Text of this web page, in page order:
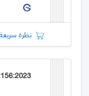
نظرة سريعة